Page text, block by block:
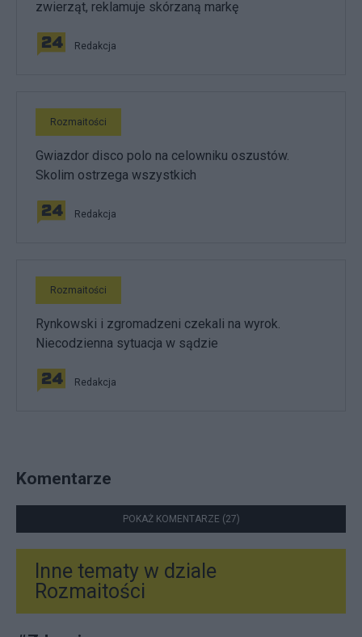
zwierząt, reklamuje skórzaną markę
Redakcja
Rozmaitości
Gwiazdor disco polo na celowniku oszustów.
Skolim ostrzega wszystkich
Redakcja
Rozmaitości
Rynkowski i zgromadzeni czekali na wyrok.
Niecodzienna sytuacja w sądzie
Redakcja
Komentarze
POKAŻ KOMENTARZE (27)
Inne tematy w dziale
Rozmaitości